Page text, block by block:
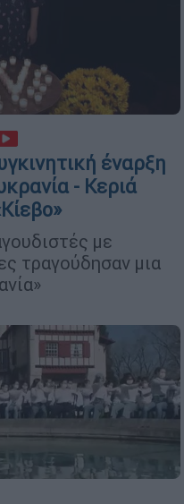
έναρξη
- Κεριά
με
τραγούδησαν μια